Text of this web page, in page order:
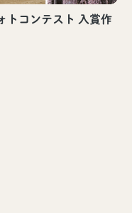
トコンテスト 入賞作